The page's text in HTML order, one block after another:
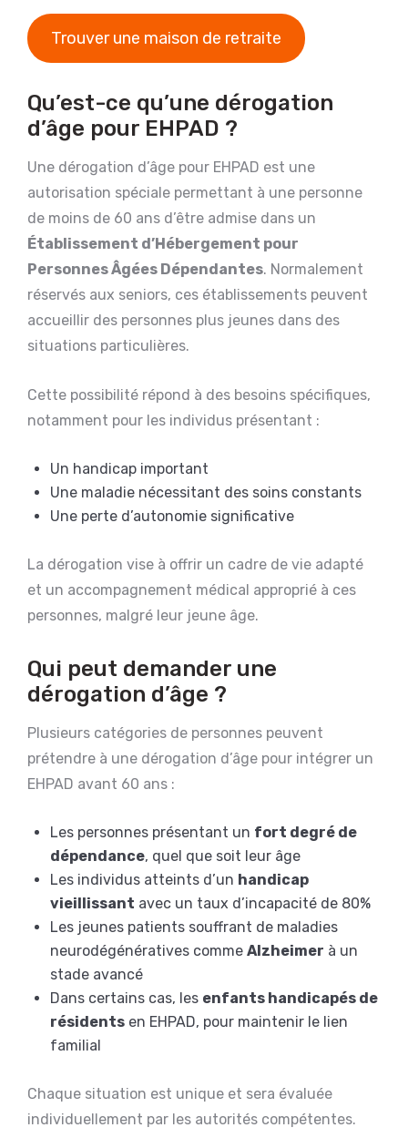
Trouver une maison de retraite
Qu’est-ce qu’une dérogation
d’âge pour EHPAD ?
Une dérogation d’âge pour EHPAD est une
autorisation spéciale permettant à une personne
de moins de 60 ans d’être admise dans un
Établissement d’Hébergement pour
Personnes Âgées Dépendantes. Normalement
réservés aux seniors, ces établissements peuvent
accueillir des personnes plus jeunes dans des
situations particulières.
Cette possibilité répond à des besoins spécifiques,
notamment pour les individus présentant :
Un handicap important
Une maladie nécessitant des soins constants
Une perte d’autonomie significative
La dérogation vise à offrir un cadre de vie adapté
et un accompagnement médical approprié à ces
personnes, malgré leur jeune âge.
Qui peut demander une
dérogation d’âge ?
Plusieurs catégories de personnes peuvent
prétendre à une dérogation d’âge pour intégrer un
EHPAD avant 60 ans :
Les personnes présentant un fort degré de
dépendance, quel que soit leur âge
Les individus atteints d’un handicap
vieillissant avec un taux d’incapacité de 80%
Les jeunes patients souffrant de maladies
neurodégénératives comme Alzheimer à un
stade avancé
Dans certains cas, les enfants handicapés de
résidents en EHPAD, pour maintenir le lien
familial
Chaque situation est unique et sera évaluée
individuellement par les autorités compétentes.